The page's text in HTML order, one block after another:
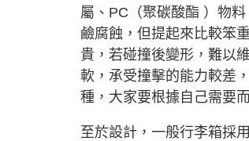
屬、PC（聚碳酸酯 ）物
鹼腐蝕，但提起來比較笨
貴，若碰撞後變形，難以
軟，承受撞擊的能力較差
種，大家要根據自己需要而
至於設計，一般行李箱採